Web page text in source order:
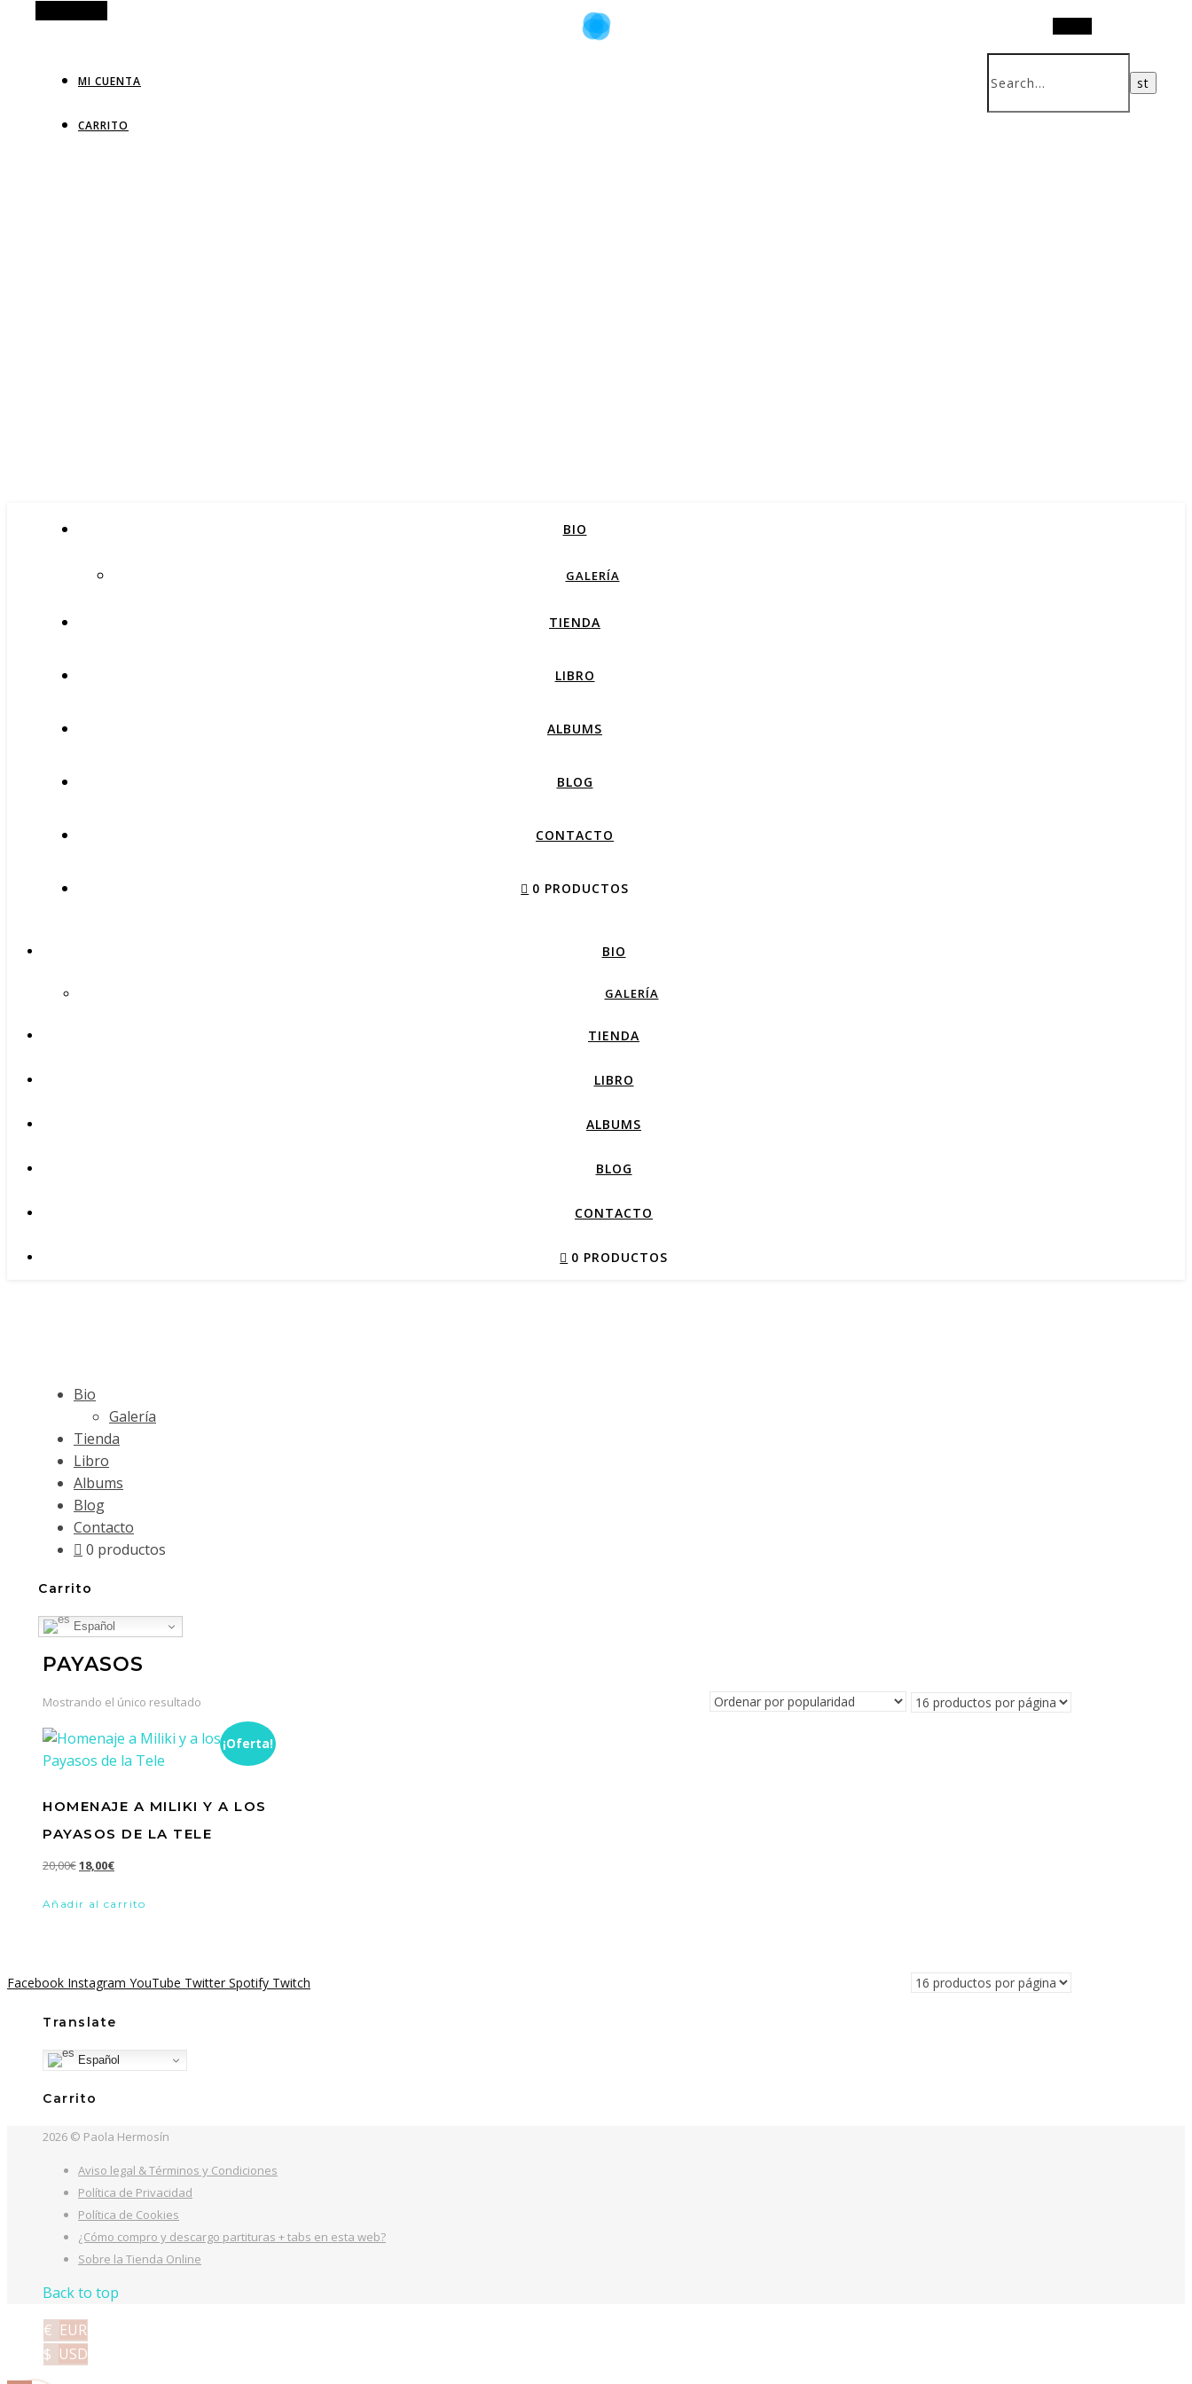
MI CUENTA
CARRITO
BIO
GALERÍA
TIENDA
LIBRO
ALBUMS
BLOG
CONTACTO
0 PRODUCTOS
BIO
GALERÍA
TIENDA
LIBRO
ALBUMS
BLOG
CONTACTO
0 PRODUCTOS
Bio
Galería
Tienda
Libro
Albums
Blog
Contacto
0 productos
Carrito
Español
PAYASOS
Mostrando el único resultado
¡Oferta!
HOMENAJE A MILIKI Y A LOS
PAYASOS DE LA TELE
20,00€El
original
18,00€El
actual
Añadir al carrito
Facebook Instagram YouTube Twitter Spotify Twitch
Translate
Español
Carrito
2026 © Paola Hermosín
Aviso legal & Términos y Condiciones
Política de Privacidad
Política de Cookies
¿Cómo compro y descargo partituras + tabs en esta web?
Sobre la Tienda Online
Back to top
€ EUR
$ USD